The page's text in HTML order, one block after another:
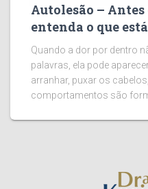
Autolesão –
entenda o que
Quando a dor por dentro
palavras, ela pode
arranhar, puxar os
comportamentos são